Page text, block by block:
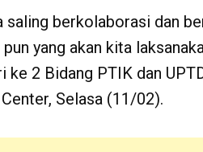
saling berkolaborasi dan
pun yang akan kita
ke 2 Bidang PTIK dan
Selasa (11/02).